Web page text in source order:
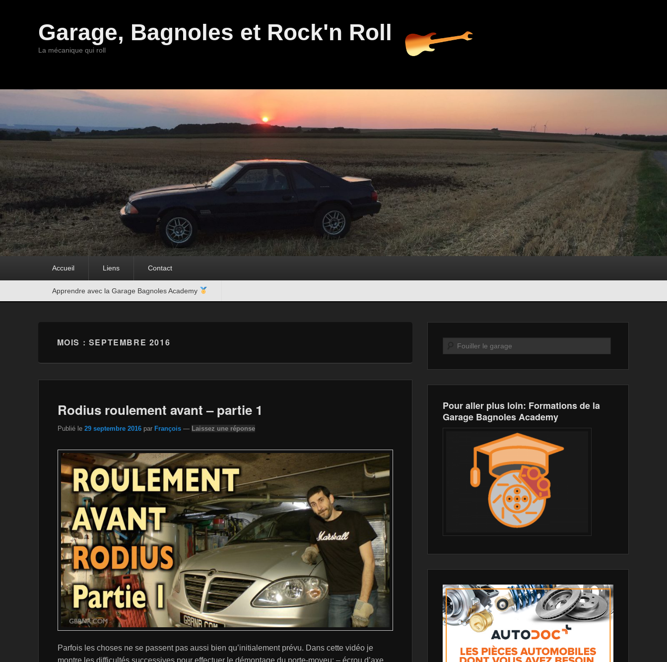
Garage, Bagnoles et Rock'n Roll
La mécanique qui roll
Accueil Liens Contact
Apprendre avec la Garage Bagnoles Academy
MOIS : SEPTEMBRE 2016
Rodius roulement avant – partie 1
Publié le 29 septembre 2016 par François — Laissez une réponse
Parfois les choses ne se passent pas aussi bien qu’initialement prévu. Dans cette vidéo je
montre les difficultés successives pour effectuer le démontage du porte-moyeu: – écrou d’axe
Recherche
Pour aller plus loin: Formations de la
Garage Bagnoles Academy